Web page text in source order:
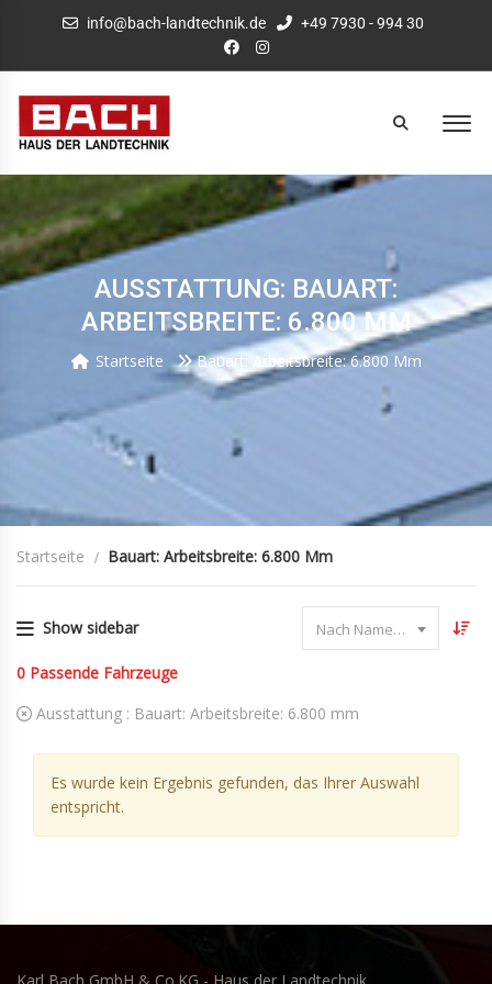
info@bach-landtechnik.de +49 7930 - 994 30
AUSSTATTUNG: BAUART:
ARBEITSBREITE: 6.800 MM
Startseite Bauart: Arbeitsbreite: 6.800 Mm
Startseite Bauart: Arbeitsbreite: 6.800 Mm
Show sidebar Nach Name sortieren
0 Passende Fahrzeuge
Ausstattung : Bauart: Arbeitsbreite: 6.800 mm
Es wurde kein Ergebnis gefunden, das Ihrer Auswahl
entspricht.